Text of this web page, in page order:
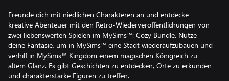
Freunde dich mit niedlichen Charakteren an und entdecke
kreative Abenteuer mit den Retro-Wiederveröffentlichungen von
zwei liebenswerten Spielen im MySims™: Cozy Bundle. Nutze
deine Fantasie, um in MySims™ eine Stadt wiederaufzubauen und
verhilf in MySims™ Kingdom einem magischen Königreich zu
altem Glanz. Es gibt Geschichten zu entdecken, Orte zu erkunden
und charakterstarke Figuren zu treffen.